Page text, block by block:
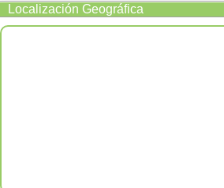
Localización Geográfica